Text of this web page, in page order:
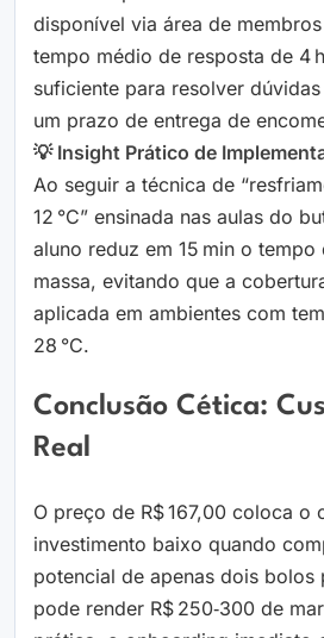
disponível via área de membros
tempo médio de resposta de 4
suficiente para resolver
um prazo de entrega de
💡 Insight Prático de
Ao seguir a técnica de
12 °C” ensinada nas aulas do
aluno reduz em 15 min o
massa, evitando que a
aplicada em ambientes com
28 °C.
Conclusão Cética:
Real
O preço de R$ 167,00 coloca o
investimento baixo quando
potencial de apenas dois bolos
pode render R$ 250‑300 de